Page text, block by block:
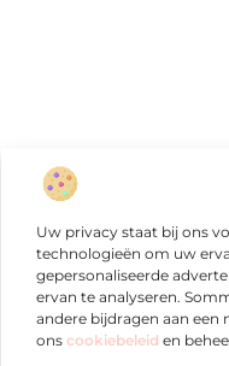
Uw privacy staat bij ons
technologieën om uw
gepersonaliseerde
ervan te analyseren.
andere bijdragen aan een
ons cookiebeleid en